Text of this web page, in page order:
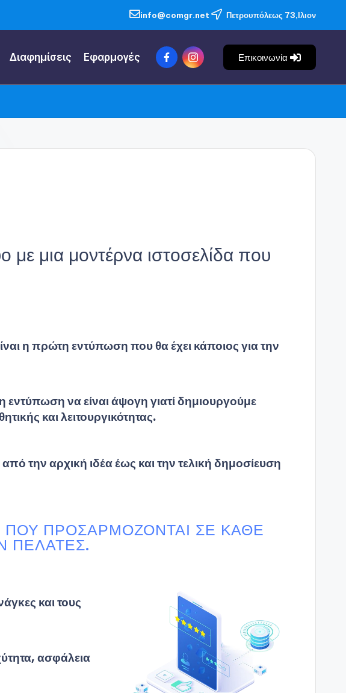
info@comgr.net Πετρουπόλεως 73,Ιλιον
Διαφημίσεις Εφαρμογές Επικοινωνία
με μια μοντέρνα ιστοσελίδα που
η πρώτη εντύπωση που θα έχει κάποιος για την
εντύπωση να είναι άψογη γιατί δημιουργούμε
και λειτουργικότητας.
την αρχική ιδέα έως και την τελική δημοσίευση
ΠΟΥ ΠΡΟΣΑΡΜΌΖΟΝΤΑΙ ΣΕ ΚΆΘΕ
ΠΕΛΆΤΕΣ.
και τους
ασφάλεια